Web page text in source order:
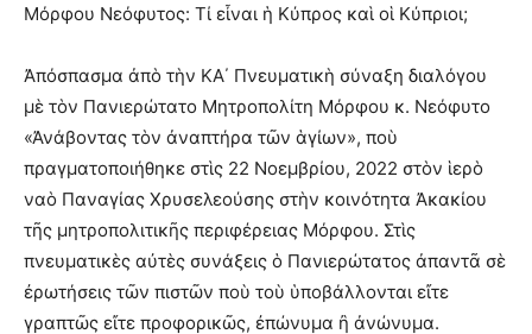
Μόρφου Νεόφυτος: Τί εἶναι ἡ Κύπρος καὶ οἱ Κύπριοι;
Ἀπόσπασμα ἀπὸ τὴν ΚΑ΄ Πνευματικὴ σύναξη διαλόγου
μὲ τὸν Πανιερώτατο Μητροπολίτη Μόρφου κ. Νεόφυτο
«Ἀνάβοντας τὸν ἀναπτήρα τῶν ἁγίων», ποὺ
πραγματοποιήθηκε στὶς 22 Νοεμβρίου, 2022 στὸν ἱερὸ
ναὸ Παναγίας Χρυσελεούσης στὴν κοινότητα Ἀκακίου
τῆς μητροπολιτικῆς περιφέρειας Μόρφου. Στὶς
πνευματικὲς αὐτὲς συνάξεις ὁ Πανιερώτατος ἀπαντᾶ σὲ
ἐρωτήσεις τῶν πιστῶν ποὺ τοὺ ὑποβάλλονται εἴτε
γραπτῶς εἴτε προφορικῶς, ἐπώνυμα ἢ ἀνώνυμα.